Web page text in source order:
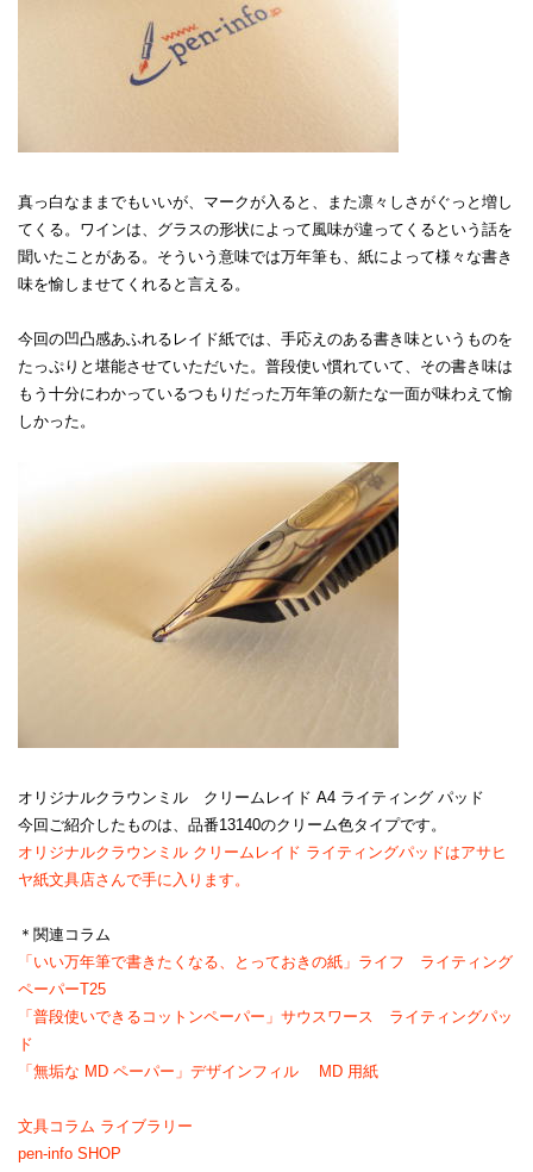
真っ白なままでもいいが、マークが入ると、また凛々しさがぐっと増し
てくる。ワインは、グラスの形状によって風味が違ってくるという話を
聞いたことがある。そういう意味では万年筆も、紙によって様々な書き
味を愉しませてくれると言える。
今回の凹凸感あふれるレイド紙では、手応えのある書き味というものを
たっぷりと堪能させていただいた。普段使い慣れていて、その書き味は
もう十分にわかっているつもりだった万年筆の新たな一面が味わえて愉
しかった。
オリジナルクラウンミル クリームレイド A4 ライティング パッド
今回ご紹介したものは、品番13140のクリーム色タイプです。
オリジナルクラウンミル クリームレイド ライティングパッドはアサヒ
ヤ紙文具店さんで手に入ります。
＊関連コラム
「いい万年筆で書きたくなる、とっておきの紙」ライフ ライティング
ペーパーT25
「普段使いできるコットンペーパー」サウスワース ライティングパッ
ド
「無垢な MD ペーパー」デザインフィル MD 用紙
文具コラム ライブラリー
pen-info SHOP